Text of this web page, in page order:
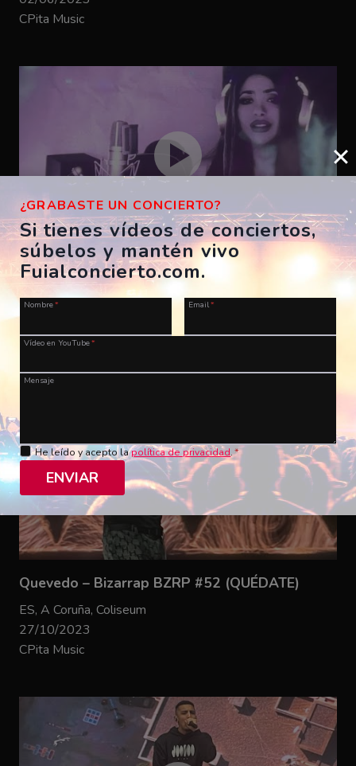
CPita Music
Bizarrap – SHAKIRA BZRP #53
ES, A Coruña, Morriña Festival
28/07/2023
CPita Music
Quevedo – Bizarrap BZRP #52 (QUÉDATE)
ES, A Coruña, Coliseum
27/10/2023
CPita Music
¿GRABASTE UN CONCIERTO?
Si tienes vídeos de conciertos,
súbelos y mantén vivo
Fuialconcierto.com.
Nombre* Email*
Vídeo en YouTube*
Mensaje
He leído y acepto lapolítica de privacidad.*
ENVIAR